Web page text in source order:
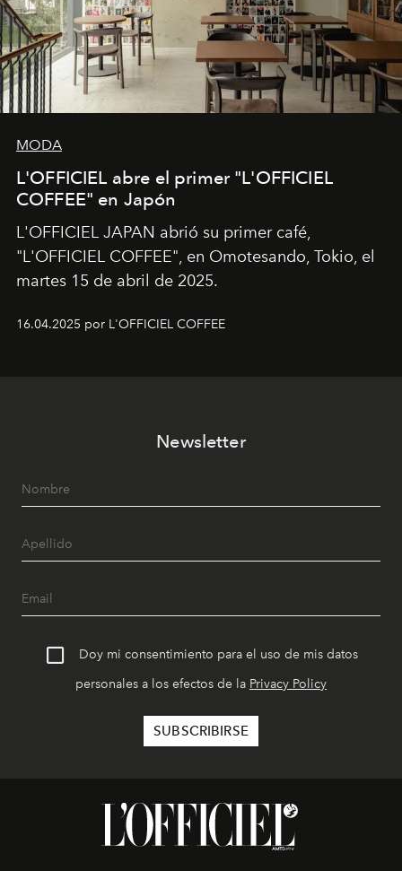
MODA
L'OFFICIEL abre el primer "L'OFFICIEL
COFFEE" en Japón
L'OFFICIEL JAPAN abrió su primer café,
"L'OFFICIEL COFFEE", en Omotesando, Tokio, el
martes 15 de abril de 2025.
16.04.2025 por L'OFFICIEL COFFEE
Newsletter
Doy mi consentimiento para el uso de mis datos
personales a los efectos de la Privacy Policy